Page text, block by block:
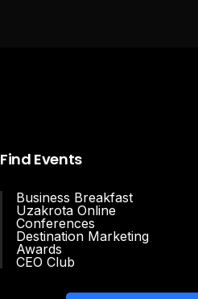
Find Events
Business Breakfast
Uzakrota Online
Conferences
Destination Marketing
Awards
CEO Club